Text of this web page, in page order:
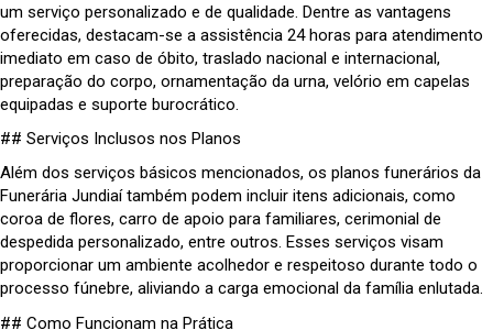
um serviço personalizado e de qualidade. Dentre as vantagens
oferecidas, destacam-se a assistência 24 horas para atendimento
imediato em caso de óbito, traslado nacional e internacional,
preparação do corpo, ornamentação da urna, velório em capelas
equipadas e suporte burocrático.
## Serviços Inclusos nos Planos
Além dos serviços básicos mencionados, os planos funerários da
Funerária Jundiaí também podem incluir itens adicionais, como
coroa de flores, carro de apoio para familiares, cerimonial de
despedida personalizado, entre outros. Esses serviços visam
proporcionar um ambiente acolhedor e respeitoso durante todo o
processo fúnebre, aliviando a carga emocional da família enlutada.
## Como Funcionam na Prática